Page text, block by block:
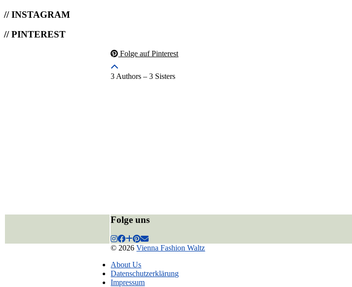
// INSTAGRAM
// PINTEREST
Folge auf Pinterest
3 Authors – 3 Sisters
Folge uns
© 2026Vienna Fashion Waltz
About Us
Datenschutzerklärung
Impressum